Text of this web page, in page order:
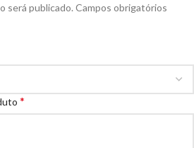
será publicado. Campos obrigatórios
*